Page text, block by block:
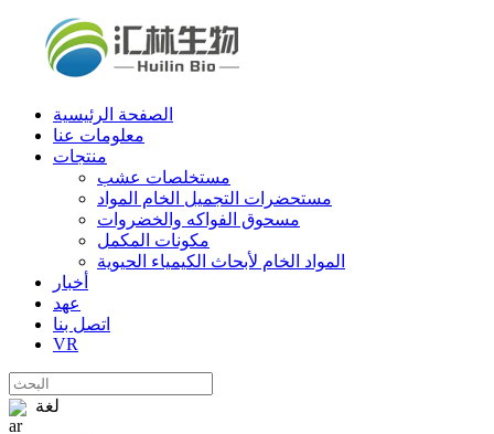
الصفحة الرئيسية
معلومات عنا
منتجات
مستخلصات عشب
مستحضرات التجميل الخام المواد
مسحوق الفواكه والخضروات
مكونات المكمل
المواد الخام لأبحاث الكيمياء الحيوية
أخبار
عهد
اتصل بنا
VR
لغة